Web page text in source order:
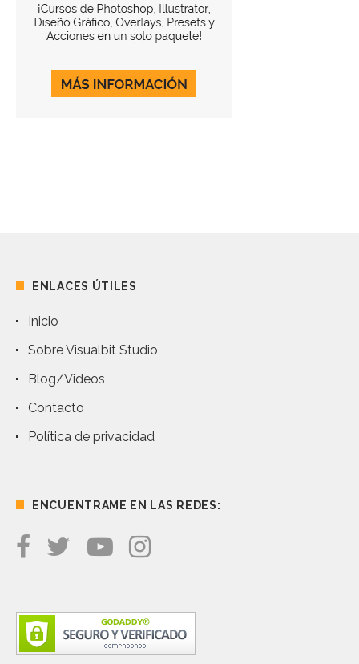
ENLACES ÚTILES
Inicio
Sobre Visualbit Studio
Blog/Videos
Contacto
Política de privacidad
ENCUENTRAME EN LAS REDES: